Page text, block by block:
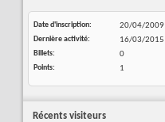
Date d'inscription
20/04/2009
Dernière activité
16/03/2015
Billets
0
Points
1
Récents visiteurs